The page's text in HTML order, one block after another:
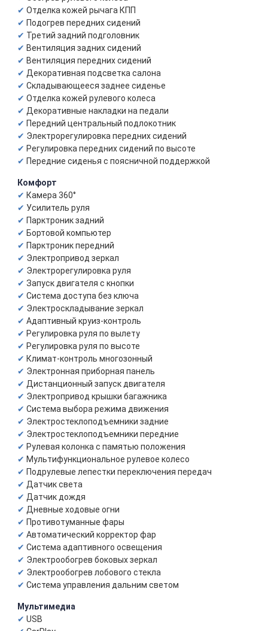
Отделка кожей рычага КПП
Подогрев передних сидений
Третий задний подголовник
Вентиляция задних сидений
Вентиляция передних сидений
Декоративная подсветка салона
Складывающееся заднее сиденье
Отделка кожей рулевого колеса
Декоративные накладки на педали
Передний центральный подлокотник
Электрорегулировка передних сидений
Регулировка передних сидений по высоте
Передние сиденья с поясничной поддержкой
Комфорт
Камера 360°
Усилитель руля
Парктроник задний
Бортовой компьютер
Парктроник передний
Электропривод зеркал
Электрорегулировка руля
Запуск двигателя с кнопки
Система доступа без ключа
Электроскладывание зеркал
Адаптивный круиз-контроль
Регулировка руля по вылету
Регулировка руля по высоте
Климат-контроль многозонный
Электронная приборная панель
Дистанционный запуск двигателя
Электропривод крышки багажника
Система выбора режима движения
Электростеклоподъемники задние
Электростеклоподъемники передние
Рулевая колонка с памятью положения
Мультифункциональное рулевое колесо
Подрулевые лепестки переключения передач
Датчик света
Датчик дождя
Дневные ходовые огни
Противотуманные фары
Автоматический корректор фар
Система адаптивного освещения
Электрообогрев боковых зеркал
Электрообогрев лобового стекла
Система управления дальним светом
Мультимедиа
USB